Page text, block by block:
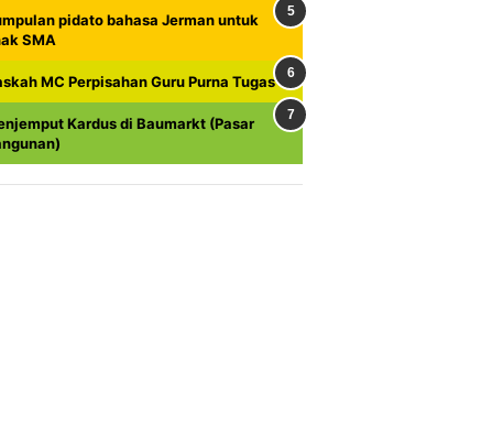
pidato bahasa Jerman untuk
SMA
MC Perpisahan Guru Purna Tugas
Kardus di Baumarkt (Pasar